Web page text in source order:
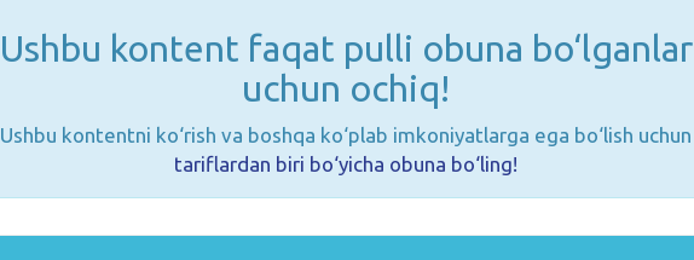
Ushbu kontent faqat pulli obuna bo‘lganlar
uchun ochiq!
Ushbu kontentni ko‘rish va boshqa ko‘plab imkoniyatlarga ega bo‘lish uchun
tariflardan biri bo‘yicha obuna bo‘ling!